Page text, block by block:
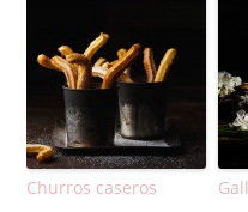
Churros caseros